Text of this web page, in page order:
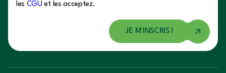
les CGU et les acceptez.